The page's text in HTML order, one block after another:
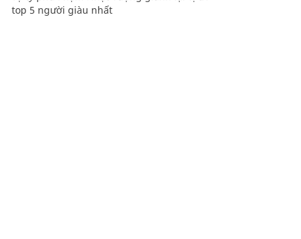
top 5 người giàu nhất